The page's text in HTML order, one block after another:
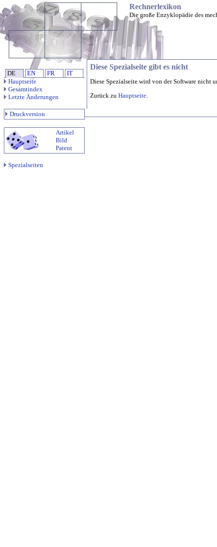
Rechnerlexikon
Die große Enzyklopädie des
DE EN FR
IT
Hauptseite
Gesamtindex
Letzte Änderungen
Druckversion
Artikel
Bild
Patent
Spezialseiten
Diese Spezialseite gibt es nicht
Diese Spezialseite wird von der Software nicht
Zurück zu Hauptseite.